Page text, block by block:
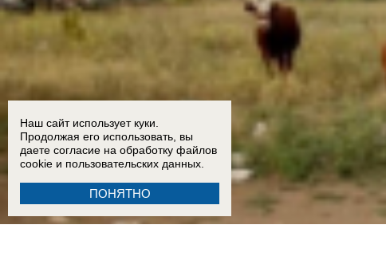
Наш сайт использует куки.
Продолжая его использовать, вы
даете согласие на обработку файлов
cookie и пользовательских данных.
ПОНЯТНО